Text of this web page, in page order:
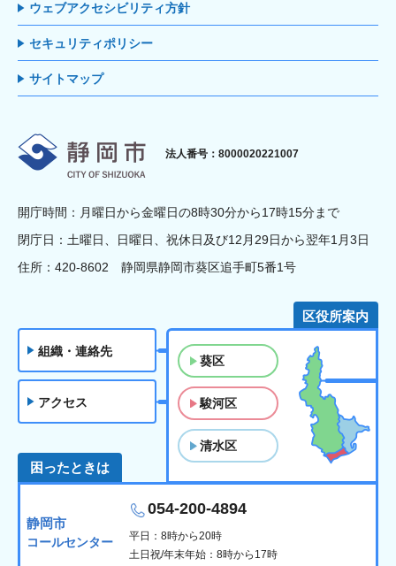
ウェブアクセシビリティ方針
セキュリティポリシー
サイトマップ
静岡市
法人番号：8000020221007
開庁時間：月曜日から金曜日の8時30分から17時15分まで
閉庁日：土曜日、日曜日、祝休日及び12月29日から翌年1月3日
住所：420-8602 静岡県静岡市葵区追手町5番1号
組織・連絡先
アクセス
区役所案内
葵区
駿河区
清水区
困ったときは
静岡市
コールセンター
054-200-4894
平日：8時から20時
土日祝/年末年始：8時から17時